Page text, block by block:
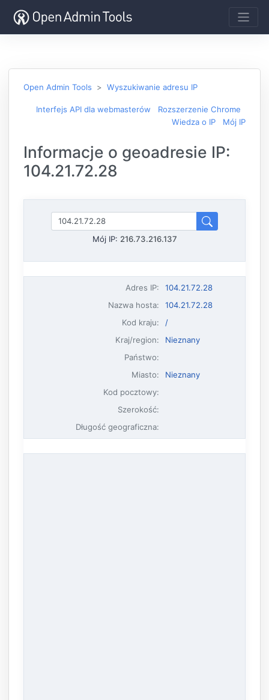
Open Admin Tools Wyszukiwanie adresu IP
Interfejs API dla webmasterów
Rozszerzenie Chrome
Wiedza o IP
Mój IP
Informacje o geoadresie IP:
104.21.72.28
Mój IP: 216.73.216.137
Adres IP:
104.21.72.28
Nazwa hosta:
104.21.72.28
Kod kraju:
/
Kraj/region:
Nieznany
Państwo:
Miasto:
Nieznany
Kod pocztowy:
Szerokość:
Długość geograficzna: